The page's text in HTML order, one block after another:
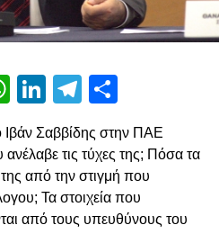
WhatsApp
LinkedIn
Telegram
Ιβάν Σαββίδης στην ΠΑΕ
τις τύχες της; Πόσα τα
από την στιγμή που
Τα στοιχεία που
από τους υπευθύνους του